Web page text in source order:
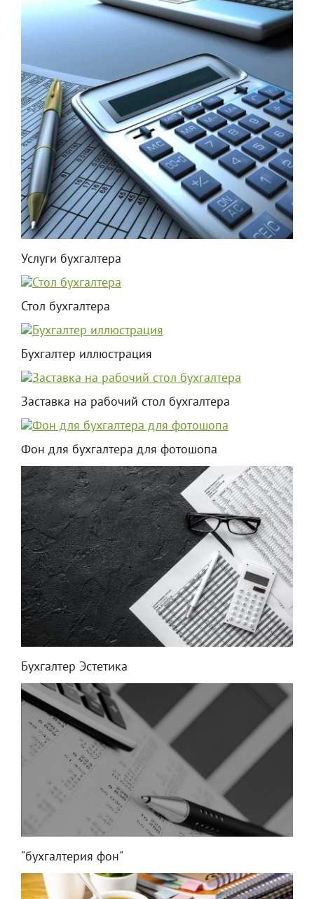
Услуги бухгалтера
Стол бухгалтера
Бухгалтер иллюстрация
Заставка на рабочий стол бухгалтера
Фон для бухгалтера для фотошопа
Бухгалтер Эстетика
"бухгалтерия фон"